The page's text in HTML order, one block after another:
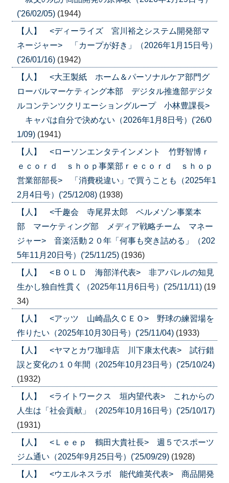
('26/02/05) (1944)
【人】 <ディーライズ 宮川裕之システム開発部マ
ネージャー> 「カープが好き」（2026年1月15日号）
('26/01/16) (1942)
【人】 <大王製紙 ホーム＆パーソナルケア部門グ
ローバルマーケティング本部 デジタル推進部デジタ
ルコンテンツクリエーショングループ 小林豊課長>
キャパは自分で決めない（2026年1月8日号）('26/0
1/09) (1941)
【人】 <ローソンエンタテインメント 竹野智博ｒ
ｅｃｏｒｄ ｓｈｏｐ事業部ｒｅｃｏｒｄ ｓｈｏｐ
営業部部長> 「消費税違い」で買うことも（2025年1
2月4日号）('25/12/08) (1938)
【人】 <千趣会 寺尾昇太郎 ベルメゾン事業本
部 マーケティング部 メディア戦略チーム マネー
ジャー> 音楽活動２０年「何事も突き詰める」（202
5年11月20日号）('25/11/25) (1936)
【人】 <ＢＯＬＤ 海部洋代表> 非アパレルの知見
生かし独自性貫く（2025年11月6日号）('25/11/11) (19
34)
【人】 <アッツ 山崎晶久ＣＥＯ> 野球の練習場を
作りたい（2025年10月30日号）('25/11/04) (1933)
【人】 <ヤマとカワ珈琲店 川下康太代表> 試行錯
誤と変化の１０年間（2025年10月23日号）('25/10/24)
(1932)
【人】 <ライトワークス 垣内望代表> これからの
人生は「社会貢献」（2025年10月16日号）('25/10/17)
(1931)
【人】 <Ｌｅｅｐ 鶴田大貴社長> 週５でスポーツ
ジム通い（2025年9月25日号）('25/09/29) (1928)
【人】 <ウエルネスラボ 能代維英代表> 商品開発